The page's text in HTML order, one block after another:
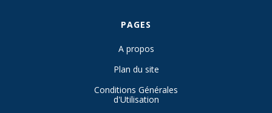
PAGES
A propos
Plan du site
Conditions Générales
d'Utilisation